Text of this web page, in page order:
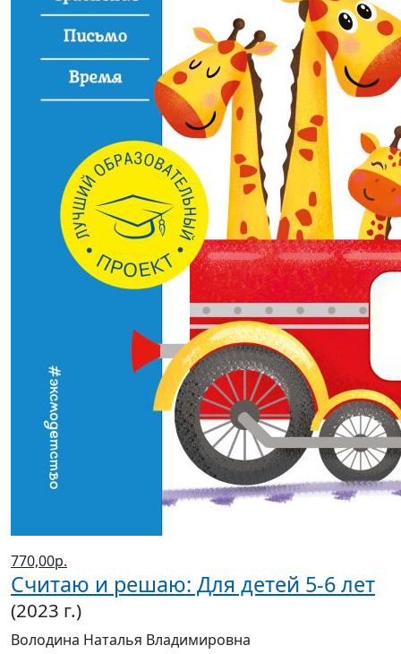
770,00р.
Считаю и решаю: Для детей 5-6 лет
(2023 г.)
Володина Наталья Владимировна